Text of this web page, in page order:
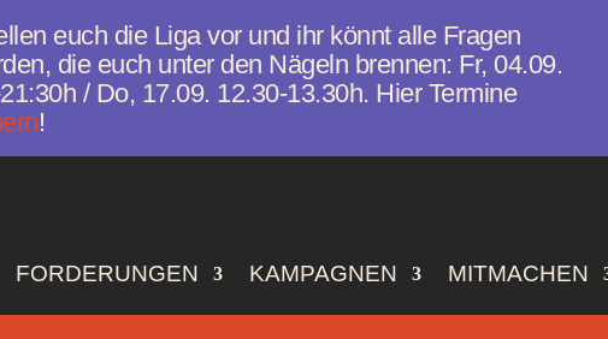
euch die Liga vor und ihr könnt alle Fragen
die euch unter den Nägeln brennen: Fr, 04.09.
/ Do, 17.09. 12.30-13.30h. Hier Termine
!
FORDERUNGEN KAMPAGNEN MITMACHEN